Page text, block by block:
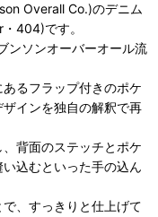
Overall Co.)のデニム
404)です。
ンソンオーバーオール流
るフラップ付きのポケ
インを独自の解釈で再
背面のステッチとポケ
込むといった手の込ん
、すっきりと仕上げて